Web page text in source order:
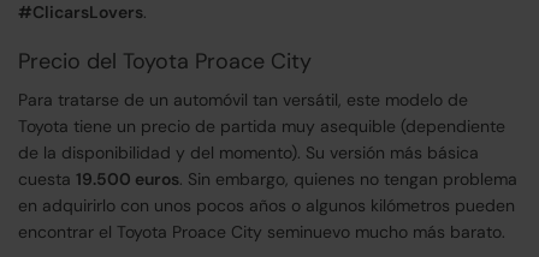
#ClicarsLovers.
Precio del Toyota Proace City
Para tratarse de un automóvil tan versátil, este modelo de
Toyota tiene un precio de partida muy asequible (dependiente
de la disponibilidad y del momento). Su versión más básica
cuesta 19.500 euros. Sin embargo, quienes no tengan problema
en adquirirlo con unos pocos años o algunos kilómetros pueden
encontrar el Toyota Proace City seminuevo mucho más barato.